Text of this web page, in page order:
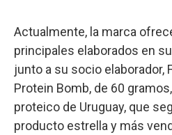
Actualmente, la marca
principales elaborados en
junto a su socio elaborador,
Protein Bomb, de 60
proteico de Uruguay, que
producto estrella y más